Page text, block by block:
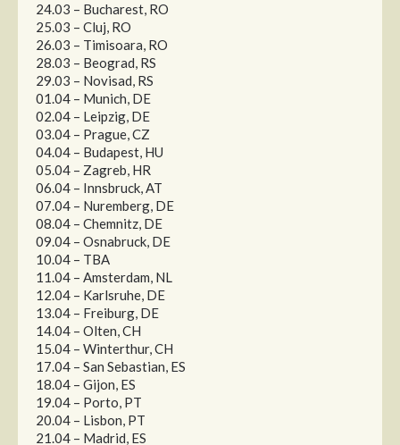
24.03 – Bucharest, RO
25.03 – Cluj, RO
26.03 – Timisoara, RO
28.03 – Beograd, RS
29.03 – Novisad, RS
01.04 – Munich, DE
02.04 – Leipzig, DE
03.04 – Prague, CZ
04.04 – Budapest, HU
05.04 – Zagreb, HR
06.04 – Innsbruck, AT
07.04 – Nuremberg, DE
08.04 – Chemnitz, DE
09.04 – Osnabruck, DE
10.04 – TBA
11.04 – Amsterdam, NL
12.04 – Karlsruhe, DE
13.04 – Freiburg, DE
14.04 – Olten, CH
15.04 – Winterthur, CH
17.04 – San Sebastian, ES
18.04 – Gijon, ES
19.04 – Porto, PT
20.04 – Lisbon, PT
21.04 – Madrid, ES